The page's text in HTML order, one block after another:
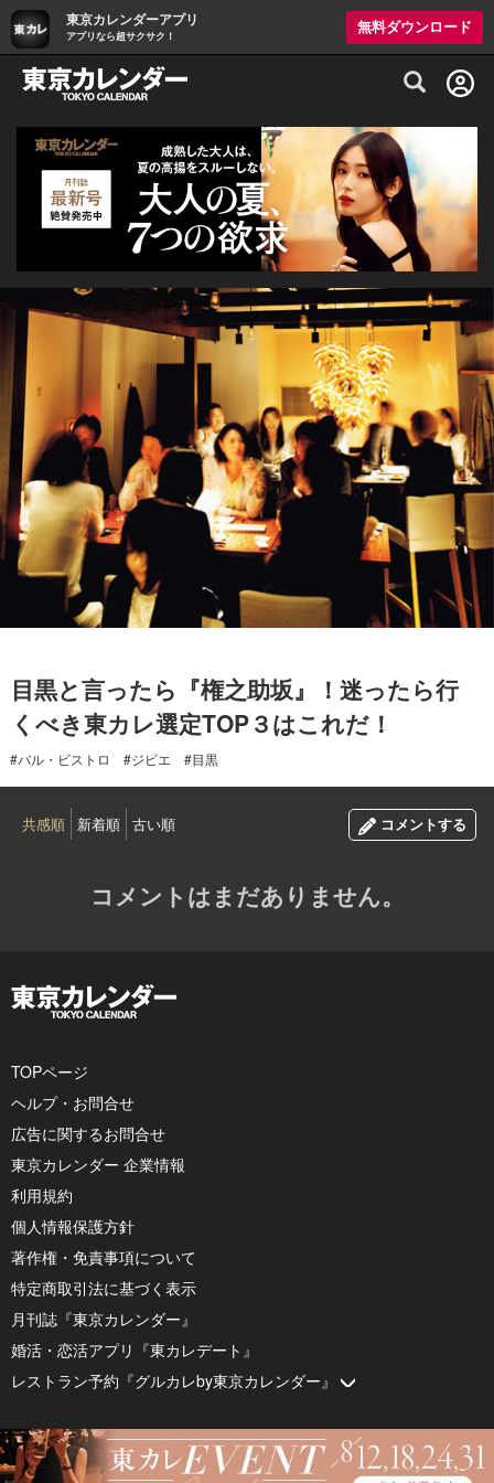
東京カレンダーアプリ
アプリなら超サクサク！
無料ダウンロード
グルメ情報・プレミアムレストラン予約
目黒と言ったら『権之助坂』！迷ったら行
くべき東カレ選定TOP３はこれだ！
#バル・ビストロ #ジビエ #目黒
共感順 新着順 古い順 コメントする
コメントはまだありません。
TOPページ
ヘルプ・お問合せ
広告に関するお問合せ
東京カレンダー 企業情報
利用規約
個人情報保護方針
著作権・免責事項について
特定商取引法に基づく表示
月刊誌『東京カレンダー』
婚活・恋活アプリ『東カレデート』
レストラン予約『グルカレby東京カレンダー』